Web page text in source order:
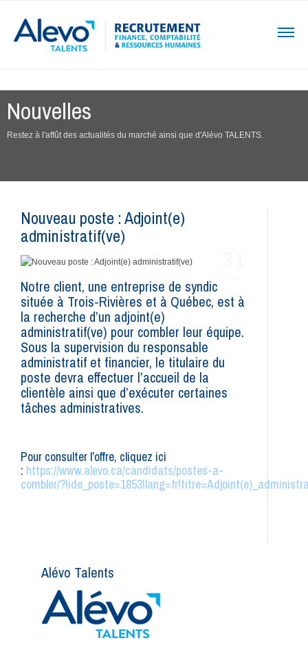
Nouvelles
Restez à l'affût des actualités du marché ainsi que d'Alévo TALENTS.
Nouveau poste : Adjoint(e)
administratif(ve)
Notre client, une entreprise de syndic
située à Trois-Rivières et à Québec, est à
la recherche d’un adjoint(e)
administratif(ve) pour combler leur équipe.
Sous la supervision du responsable
administratif et financier, le titulaire du
poste devra effectuer l’accueil de la
clientèle ainsi que d’exécuter certaines
tâches administratives.
Pour consulter l’offre, cliquez ici
: https://www.alevo.ca/candidats/postes-a-
combler/
Alévo Talents